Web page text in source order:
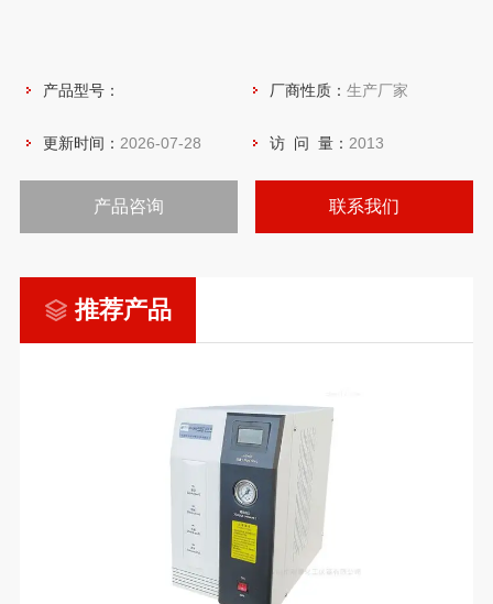
产品型号： 厂商性质： 生产厂家
更新时间： 2026-07-28 访 问 量： 2013
产品咨询 联系我们
推荐产品